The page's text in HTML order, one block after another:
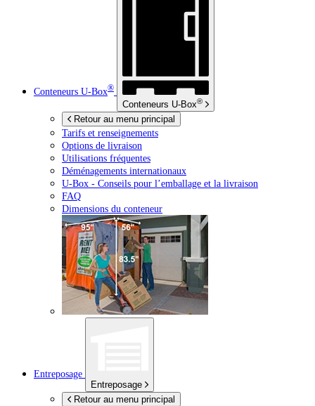
Conteneurs U-Box®
Conteneurs U-Box®
Retour au menu principal
Tarifs et renseignements
Options de livraison
Utilisations fréquentes
Déménagements internationaux
U-Box - Conseils pour l’emballage et la livraison
FAQ
Dimensions du conteneur
Entreposage
Entreposage
Retour au menu principal